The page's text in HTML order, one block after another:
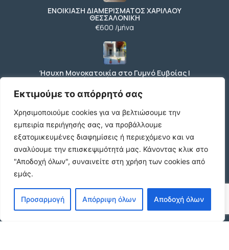
Εκτιμούμε το απόρρητό σας
Χρησιμοποιούμε cookies για να βελτιώσουμε την
εμπειρία περιήγησής σας, να προβάλλουμε
εξατομικευμένες διαφημίσεις ή περιεχόμενο και να
αναλύουμε την επισκεψιμότητά μας. Κάνοντας κλικ στο
"Αποδοχή όλων", συναινείτε στη χρήση των cookies από
εμάς.
Προσαρμογή Απόρριψη όλων Αποδοχή όλων
ΕΝΟΙΚΙΑΣΗ ΔΙΑΜΕΡΙΣΜΑΤΟΣ ΧΑΡΙΛΑΟΥ
ΘΕΣΣΑΛΟΝΙΚΗ
€600 /μήνα
Ήσυχη Μονοκατοικία στο Γυμνό Ευβοίας |
Κοντά σε Θάλασσα & Βουνό
€52 /μήνα
ΕΝΟΙΚΙΑΣΗ ΔΙΑΜΕΡΙΣΜΑΤΟΣ ΧΑΡΙΛΑΟΥ
ΘΕΣΣΑΛΟΝΙΚΗ
€600 /μήνα
Κωδικος ακινητου Μ480 καταστημα στον
Ευοσμο